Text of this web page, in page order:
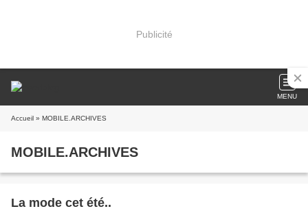
Publicité
MENU
Accueil » MOBILE.ARCHIVES
MOBILE.ARCHIVES
La mode cet été..